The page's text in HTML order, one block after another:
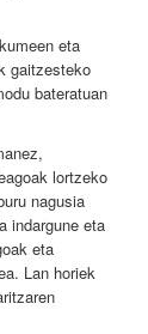
eta
gaitzesteko
bateratuan
lortzeko
nagusia
indargune eta
eta
Lan horiek